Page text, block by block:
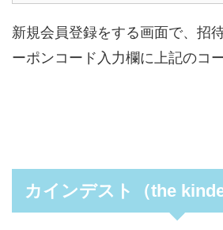
新規会員登録をする画面で、招
ーポンコード入力欄に上記のコ
カインデスト（the